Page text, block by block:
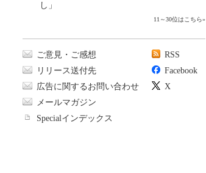
し」
11～30位はこちら»
ご意見・ご感想
リリース送付先
広告に関するお問い合わせ
メールマガジン
Specialインデックス
RSS
Facebook
X